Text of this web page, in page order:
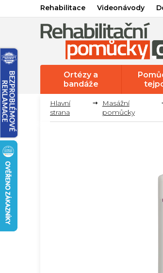
Rehabilitace Videonávody
Ortézy a
bandáže
Masážní
pomůcky